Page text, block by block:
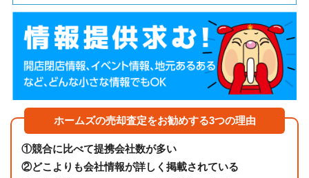
ホームズの売却査定をお勧めする3つの理由
①競合に比べて提携会社数が多い
②どこよりも会社情報が詳しく掲載されている